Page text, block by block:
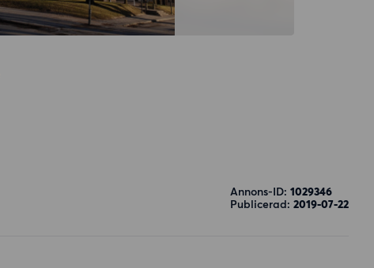
Annons-ID: 1029346
Publicerad: 2019-07-22